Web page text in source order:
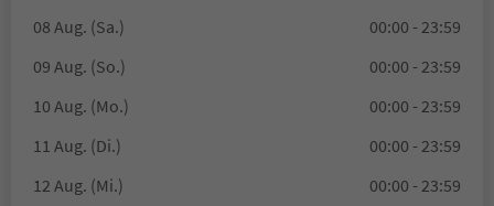
08 Aug. (Sa.)
00:00 - 23:59
09 Aug. (So.)
00:00 - 23:59
10 Aug. (Mo.)
00:00 - 23:59
11 Aug. (Di.)
00:00 - 23:59
12 Aug. (Mi.)
00:00 - 23:59